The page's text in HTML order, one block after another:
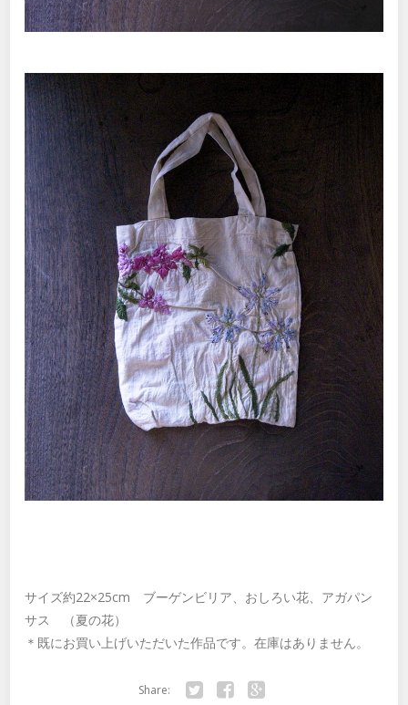
サイズ約22×25cm ブーゲンビリア、おしろい花、アガパン
サス （夏の花）
＊既にお買い上げいただいた作品です。在庫はありません。
Share: